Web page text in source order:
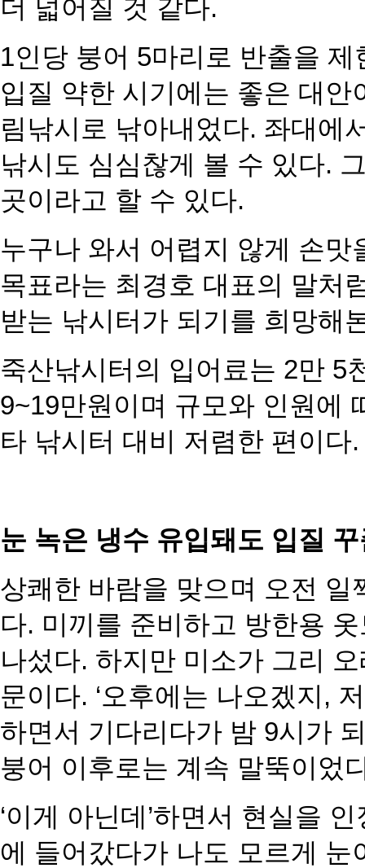
더 넓어질 것 같다.
1인당 붕어 5마리로 반출을
입질 약한 시기에는 좋은 대안
림낚시로 낚아내었다. 좌대에
낚시도 심심찮게 볼 수 있다.
곳이라고 할 수 있다.
누구나 와서 어렵지 않게 손
목표라는 최경호 대표의 말처
받는 낚시터가 되기를 희망해
죽산낚시터의 입어료는 2만 5
9~19만원이며 규모와 인원에
타 낚시터 대비 저렴한 편이다.
눈 녹은 냉수 유입돼도 입질
상쾌한 바람을 맞으며 오전
다. 미끼를 준비하고 방한용
나섰다. 하지만 미소가 그리
문이다. ‘오후에는 나오겠지,
하면서 기다리다가 밤 9시가
붕어 이후로는 계속 말뚝이었
‘이게 아닌데’하면서 현실을
에 들어갔다가 나도 모르게 눈